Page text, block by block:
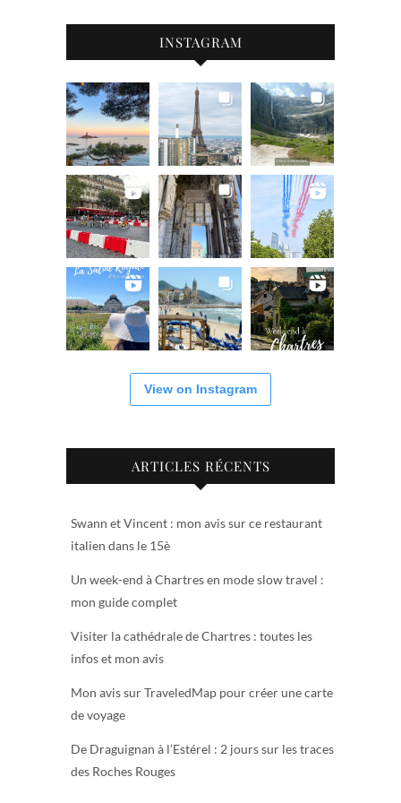
INSTAGRAM
View on Instagram
ARTICLES RÉCENTS
Swann et Vincent : mon avis sur ce restaurant
italien dans le 15è
Un week-end à Chartres en mode slow travel :
mon guide complet
Visiter la cathédrale de Chartres : toutes les
infos et mon avis
Mon avis sur TraveledMap pour créer une carte
de voyage
De Draguignan à l’Estérel : 2 jours sur les traces
des Roches Rouges